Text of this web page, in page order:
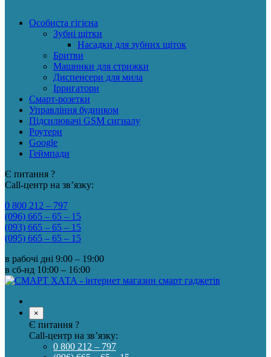
Особиста гігієна
Зубні щітки
Насадки для зубних щіток
Бритви
Машинки для стрижки
Диспенсери для мила
Ірригатори
Смарт-розетки
Управління будинком
Підсилювачі GSM сигналу
Роутери
Google
Геймпади
Є питання ?
Call-центр на зв’язку:
0 800 212 – 797
(096) 665 – 65 – 15
(093) 665 – 65 – 15
(095) 665 – 65 – 15
в рабочі дні 9:00 – 19:00
в сб-нд 10:00 – 16:00
×
Є питання ?
Call-центр на зв’язку:
0 800 212 – 797